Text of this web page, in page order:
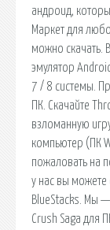
андроид,
Маркет для
можно скачать.
эмулятор
7 / 8 системы.
ПК. Скачайте
взломанную
компьютер (ПК
пожаловать на
у нас вы можете
BlueStacks. Мы
Crush Saga для